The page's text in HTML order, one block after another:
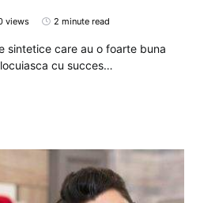
views 2 minute read
sintetice care au o foarte buna
cu succes…